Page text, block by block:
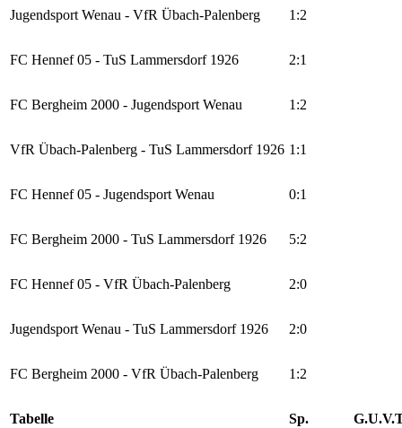
Jugendsport Wenau - VfR Übach-Palenberg 1:2
FC Hennef 05 - TuS Lammersdorf 1926 2:1
FC Bergheim 2000 - Jugendsport Wenau 1:2
VfR Übach-Palenberg - TuS Lammersdorf 1926 1:1
FC Hennef 05 - Jugendsport Wenau 0:1
FC Bergheim 2000 - TuS Lammersdorf 1926 5:2
FC Hennef 05 - VfR Übach-Palenberg 2:0
Jugendsport Wenau - TuS Lammersdorf 1926 2:0
FC Bergheim 2000 - VfR Übach-Palenberg 1:2
Tabelle Sp. G.U.V.